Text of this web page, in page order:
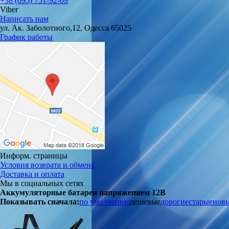
Viber
Написать нам
ул. Ак. Заболотного,12, Одесса 65025
График работы
Информ. страницы
Условия возврата и обмена
Доставка и оплата
Мы в социальных сетях
Аккумуляторные батареи напряжением 12В
Показывать сначала:по умолчаниюдешевыедорогиестарые